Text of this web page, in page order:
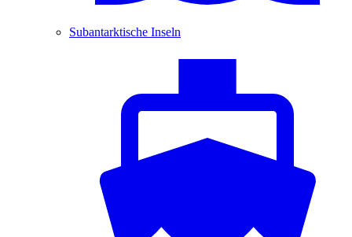
Subantarktische Inseln